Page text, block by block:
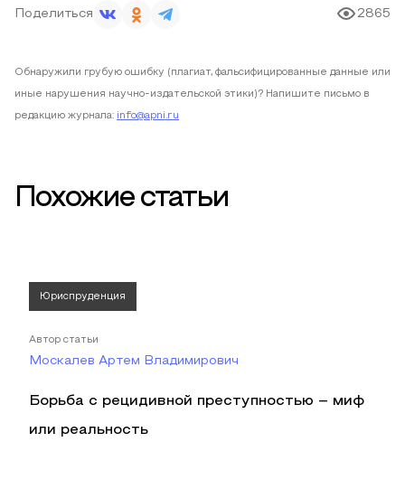
Поделиться 2865
Обнаружили грубую ошибку (плагиат, фальсифицированные данные или
иные нарушения научно-издательской этики)? Напишите письмо в
редакцию журнала: info@apni.ru
Похожие статьи
Юриспруденция
Автор статьи
Москалев Артем Владимирович
Борьба с рецидивной преступностью – миф
или реальность